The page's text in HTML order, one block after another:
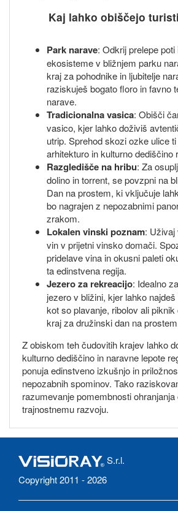
Kaj lahko obiščejo
Park narave: Odkrij prelepe
ekosisteme v bližnjem parku
kraj za pohodnike in ljubitelje
raziskuješ bogato floro in favno
narave.
Tradicionalna vasica: Obišči
vasico, kjer lahko doživiš
utrip. Sprehod skozi ozke ulice
arhitekturo in kulturno dediščino
Razgledišče na hribu: Za
dolino in torrent, se povzpni na
Dan na prostem, ki vključuje
bo nagrajen z nepozabnimi
zrakom.
Lokalen vinski poznam: Uživaj
vin v prijetni vinsko domači.
pridelave vina in okusni paleti
ta edinstvena regija.
Jezero za rekreacijo: Idealno
jezero v bližini, kjer lahko
kot so plavanje, ribolov ali
kraj za družinski dan na
Z obiskom teh čudovitih krajev lahko
kulturno dediščino in naravne lepote
ponuja edinstveno izkušnjo in
nepozabnih spominov. Tako
razumevanje pomembnosti
trajnostnemu razvoju.
S.r.l.
Copyright 2011 - 2026